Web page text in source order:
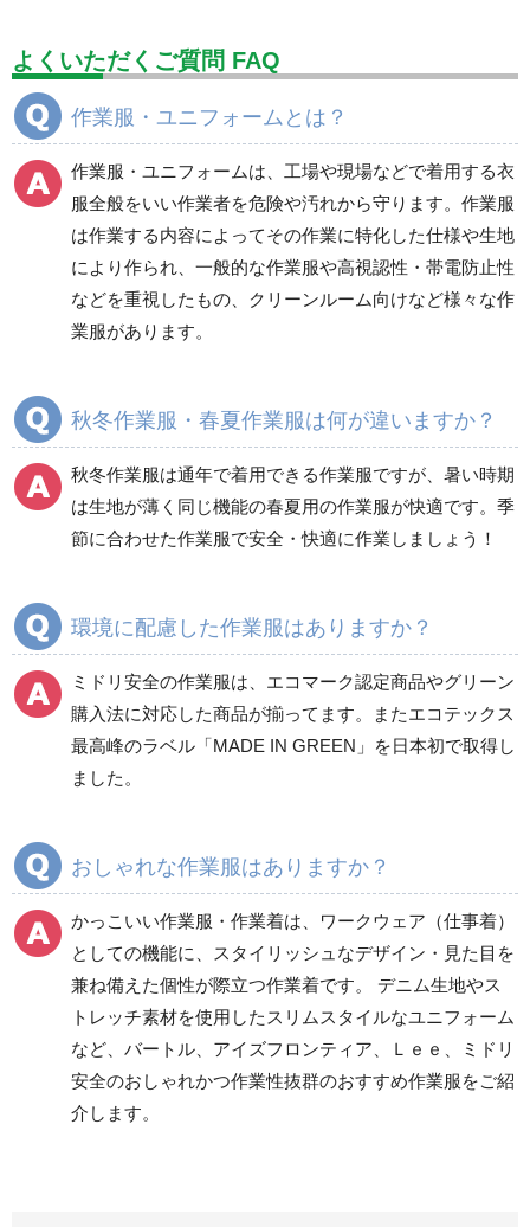
設備用品・作業補助用品 工事作業用品
分煙対策機器
電気保守用品 ワイパー クリーンルーム対策用品
防災グッズ（防災セット） 救急医療品
健康管理器具 季節商品 ウイルス対策用品
商品カテゴリ一覧
秋冬長袖
食品産業用長袖
食品産業用半袖
秋冬長袖
ワークパンツ
春夏ワークパンツ作業
ズボン
秋冬ワークパンツ作業
ズボン
ツ
クリーンウェアワーク
パンツ
カーゴパンツ
春夏カーゴパンツ作業
ズボン
ズボン
レディース作業着
ブルゾン
シャツ
よくいただくご質問 FAQ
作業服・ユニフォームとは？
作業服・ユニフォームは、工場や現場などで着用する衣
服全般をいい作業者を危険や汚れから守ります。作業服
は作業する内容によってその作業に特化した仕様や生地
により作られ、一般的な作業服や高視認性・帯電防止性
などを重視したもの、クリーンルーム向けなど様々な作
業服があります。
秋冬作業服・春夏作業服は何が違いますか？
秋冬作業服は通年で着用できる作業服ですが、暑い時期
は生地が薄く同じ機能の春夏用の作業服が快適です。季
節に合わせた作業服で安全・快適に作業しましょう！
環境に配慮した作業服はありますか？
ミドリ安全の作業服は、エコマーク認定商品やグリーン
購入法に対応した商品が揃ってます。またエコテックス
最高峰のラベル「MADE IN GREEN」を日本初で取得し
ました。
おしゃれな作業服はありますか？
かっこいい作業服・作業着は、ワークウェア（仕事着）
としての機能に、スタイリッシュなデザイン・見た目を
兼ね備えた個性が際立つ作業着です。 デニム生地やス
トレッチ素材を使用したスリムスタイルなユニフォーム
など、バートル、アイズフロンティア、Ｌｅｅ、ミドリ
安全のおしゃれかつ作業性抜群のおすすめ作業服をご紹
介します。